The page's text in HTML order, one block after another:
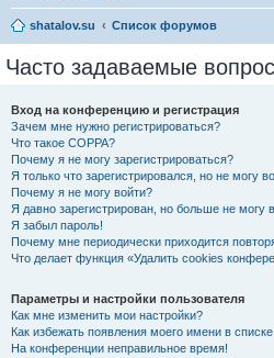
shatalov.su
Список форумов
Часто задаваемые
Вход на конференцию и регистрация
Зачем мне нужно регистрироваться?
Что такое COPPA?
Почему я не могу зарегистрироваться?
Я только что зарегистрировался, но не могу
Почему я не могу войти?
Я давно зарегистрирован, но больше не могу
Я забыл пароль!
Почему мне периодически приходится
Что делает функция «Удалить cookies
Параметры и настройки пользователя
Как мне изменить мои настройки?
Как избежать появления моего имени в
На конференции неправильное время!